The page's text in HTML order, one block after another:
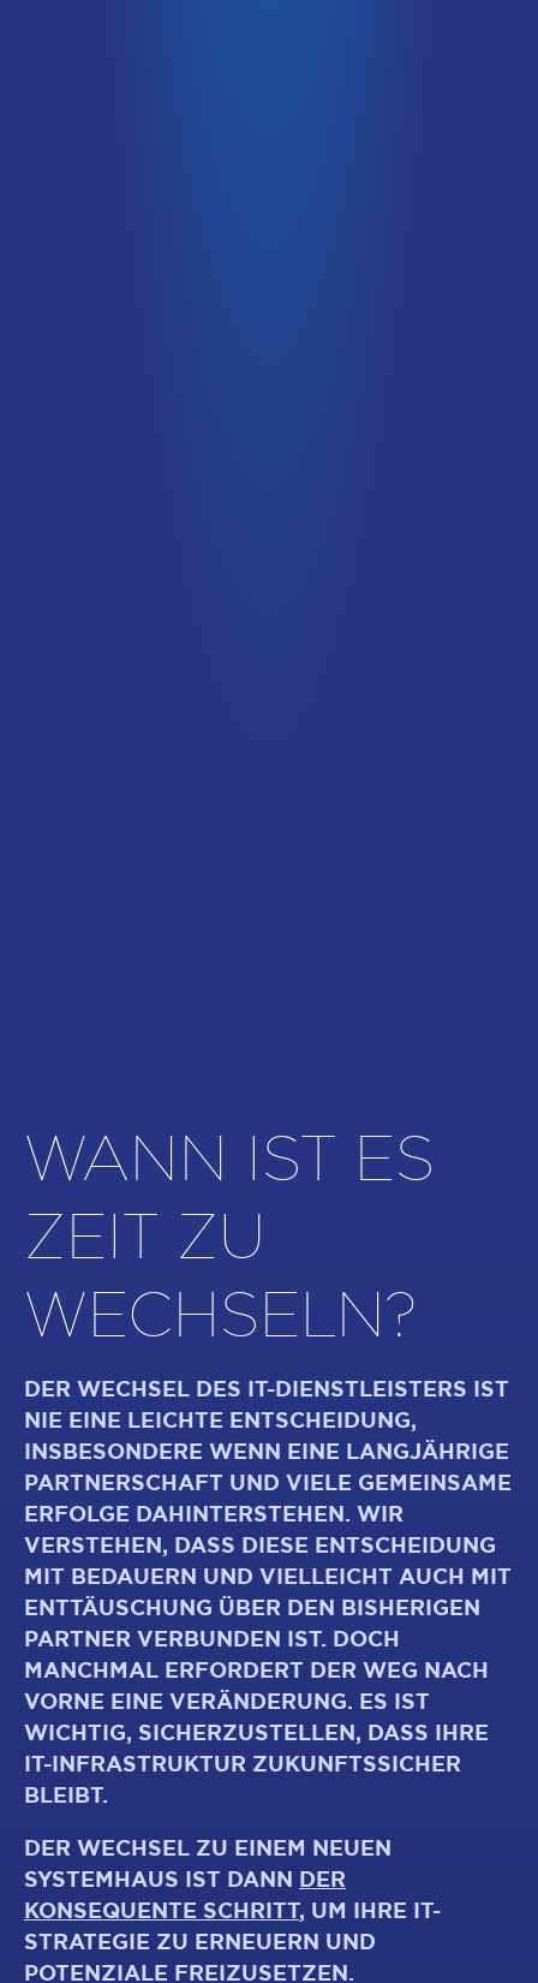
WANN IST ES
ZEIT ZU
WECHSELN?
DER WECHSEL DES IT-DIENSTLEISTERS IST
NIE EINE LEICHTE ENTSCHEIDUNG,
INSBESONDERE WENN EINE LANGJÄHRIGE
PARTNERSCHAFT UND VIELE GEMEINSAME
ERFOLGE DAHINTERSTEHEN. WIR
VERSTEHEN, DASS DIESE ENTSCHEIDUNG
MIT BEDAUERN UND VIELLEICHT AUCH MIT
ENTTÄUSCHUNG ÜBER DEN BISHERIGEN
PARTNER VERBUNDEN IST. DOCH
MANCHMAL ERFORDERT DER WEG NACH
VORNE EINE VERÄNDERUNG. ES IST
WICHTIG, SICHERZUSTELLEN, DASS IHRE
IT-INFRASTRUKTUR ZUKUNFTSSICHER
BLEIBT.
DER WECHSEL ZU EINEM NEUEN
SYSTEMHAUS IST DANN DER
KONSEQUENTE SCHRITT, UM IHRE IT-
STRATEGIE ZU ERNEUERN UND
POTENZIALE FREIZUSETZEN.